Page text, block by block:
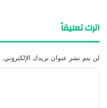
اترك تعليقاً
لن يتم نشر عنوان بريدك الإلكتروني.